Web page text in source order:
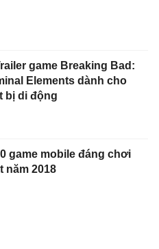
game Breaking Bad:
Elements dành cho
bị di động
game mobile đáng chơi
năm 2018